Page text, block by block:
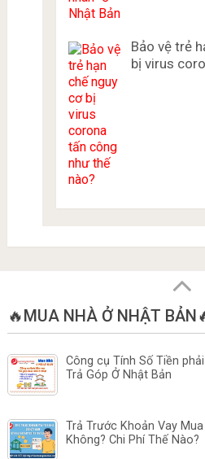
Bảo vệ trẻ
bị virus
🔥MUA NHÀ Ở NHẬT
Công cụ Tính Số Tiền
Trả Góp Ở Nhật Bản
Trả Trước Khoản Vay
Không? Chi Phí Thế Nào?